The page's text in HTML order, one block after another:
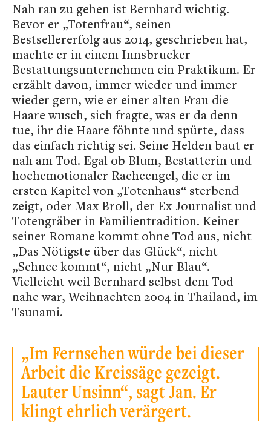
Nah ran zu gehen ist Bernhard wichtig.
Bevor er „Totenfrau“, seinen
Bestsellererfolg aus 2014, geschrieben hat,
machte er in einem Innsbrucker
Bestattungsunternehmen ein Praktikum. Er
erzählt davon, immer wieder und immer
wieder gern, wie er einer alten Frau die
Haare wusch, sich fragte, was er da denn
tue, ihr die Haare föhnte und spürte, dass
das einfach richtig sei. Seine Helden baut er
nah am Tod. Egal ob Blum, Bestatterin und
hochemotionaler Racheengel, die er im
ersten Kapitel von „Totenhaus“ sterbend
zeigt, oder Max Broll, der Ex-Journalist und
Totengräber in Familientradition. Keiner
seiner Romane kommt ohne Tod aus, nicht
„Das Nötigste über das Glück“, nicht
„Schnee kommt“, nicht „Nur Blau“.
Vielleicht weil Bernhard selbst dem Tod
nahe war, Weihnachten 2004 in Thailand, im
Tsunami.
„Im Fernsehen würde bei dieser
Arbeit die Kreissäge gezeigt.
Lauter Unsinn“, sagt Jan. Er
klingt ehrlich verärgert.